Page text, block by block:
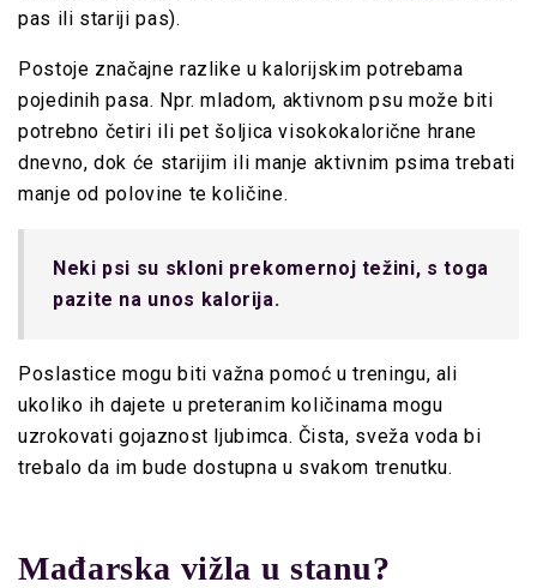
pas ili stariji pas).
Postoje značajne razlike u kalorijskim potrebama
pojedinih pasa. Npr. mladom, aktivnom psu može biti
potrebno četiri ili pet šoljica visokokalorične hrane
dnevno, dok će starijim ili manje aktivnim psima trebati
manje od polovine te količine.
Neki psi su skloni prekomernoj težini, s toga
pazite na unos kalorija.
Poslastice mogu biti važna pomoć u treningu, ali
ukoliko ih dajete u preteranim količinama mogu
uzrokovati gojaznost ljubimca. Čista, sveža voda bi
trebalo da im bude dostupna u svakom trenutku.
Mađarska vižla u stanu?